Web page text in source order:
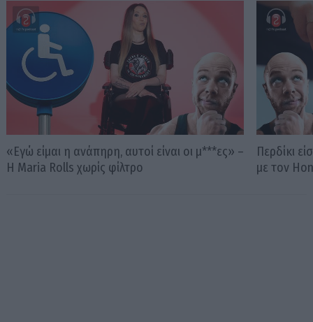
«Εγώ είμαι η ανάπηρη, αυτοί είναι οι μ***ες» –
Η Maria Rolls χωρίς φίλτρο
Περδίκι
με τον